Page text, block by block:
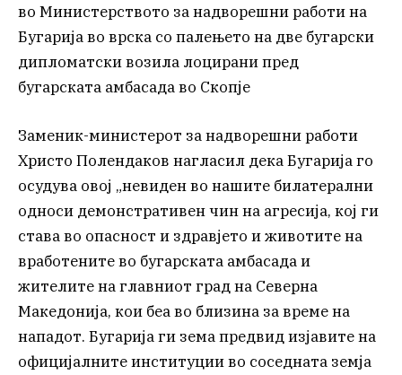
во Министерството за надворешни работи на
Бугарија во врска со палењето на две бугарски
дипломатски возила лоцирани пред
бугарската амбасада во Скопје
Заменик-министерот за надворешни работи
Христо Полендаков нагласил дека Бугарија го
осудува овој „невиден во нашите билатерални
односи демонстративен чин на агресија, кој ги
става во опасност и здравјето и животите на
вработените во бугарската амбасада и
жителите на главниот град на Северна
Македонија, кои беа во близина за време на
нападот. Бугарија ги зема предвид изјавите на
официјалните институции во соседната земја